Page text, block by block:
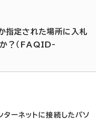
指定された場所に入札
？（FAQID-
ーネットに接続したパソ